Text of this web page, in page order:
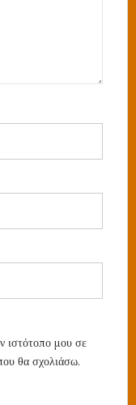
ιστότοπο μου σε
θα σχολιάσω.